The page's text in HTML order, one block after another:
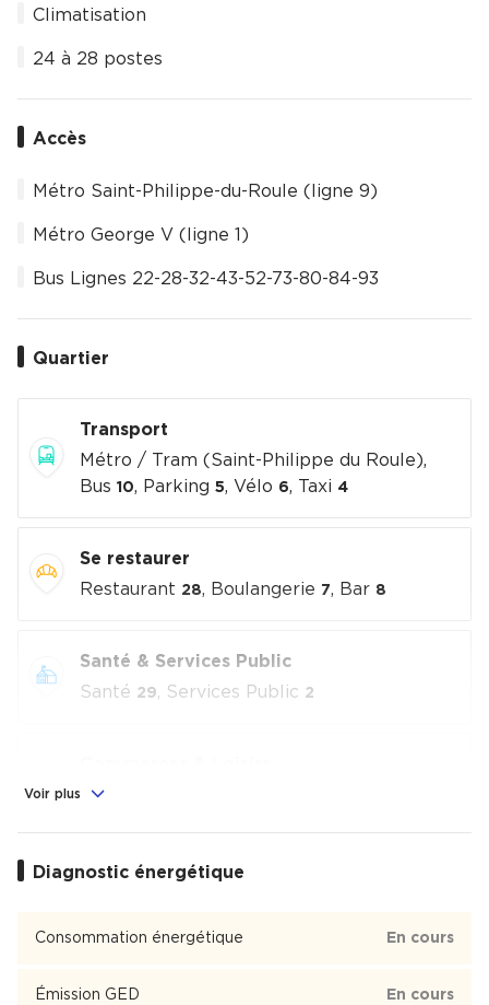
Climatisation
24 à 28 postes
Accès
Métro Saint-Philippe-du-Roule (ligne 9)
Métro George V (ligne 1)
Bus Lignes 22-28-32-43-52-73-80-84-93
Quartier
Transport
Métro / Tram (Saint-Philippe du Roule),
Bus 10, Parking 5, Vélo 6, Taxi 4
Se restaurer
Restaurant 28, Boulangerie 7, Bar 8
Santé & Services Public
Santé 29, Services Public 2
Alimentation
Voir plus
Diagnostic énergétique
Consommation énergétique En cours
Émission GED En cours